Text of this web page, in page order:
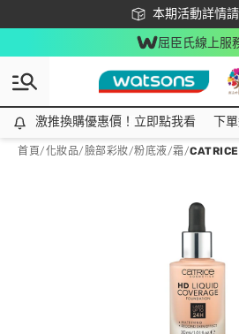
本期活動詳情
下載app最高回
屈臣氏線上服
激推換購優惠價！立即點我看
激推換購優惠價！立即點我看 下
首頁/化妝品/臉部彩妝/粉底液/霜/